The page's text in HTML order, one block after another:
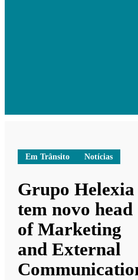
Em Trânsito Notícias
Grupo Helexia
tem novo head
of Marketing
and External